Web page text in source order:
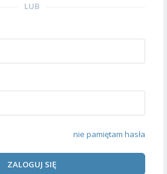
LUB
nie pamiętam hasła
ZALOGUJ SIĘ